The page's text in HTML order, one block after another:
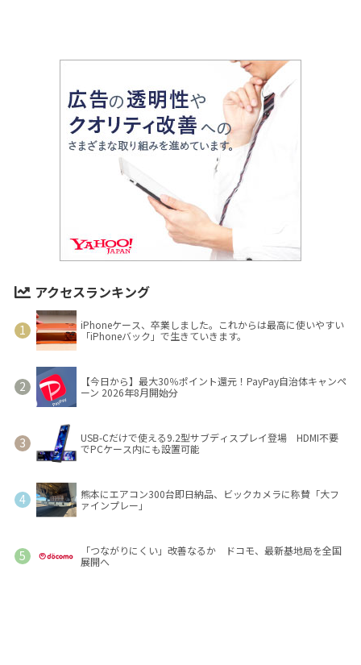
アクセスランキング
iPhoneケース、卒業しました。これからは最高に使いやすい
「iPhoneバック」で生きていきます。
【今日から】最大30％ポイント還元！PayPay自治体キャンペ
ーン 2026年8月開始分
USB-Cだけで使える9.2型サブディスプレイ登場 HDMI不要
でPCケース内にも設置可能
熊本にエアコン300台即日納品、ビックカメラに称賛「大フ
ァインプレー」
「つながりにくい」改善なるか ドコモ、最新基地局を全国
展開へ